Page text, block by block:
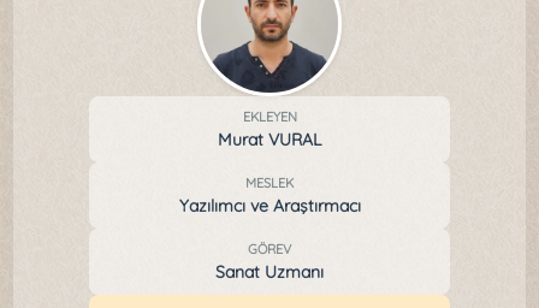
EKLEYEN
Murat VURAL
MESLEK
Yazılımcı ve Araştırmacı
GÖREV
Sanat Uzmanı